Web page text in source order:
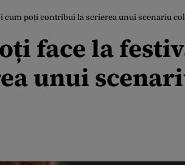
cum poți contribui la scrierea unui scenariu
face la
unui